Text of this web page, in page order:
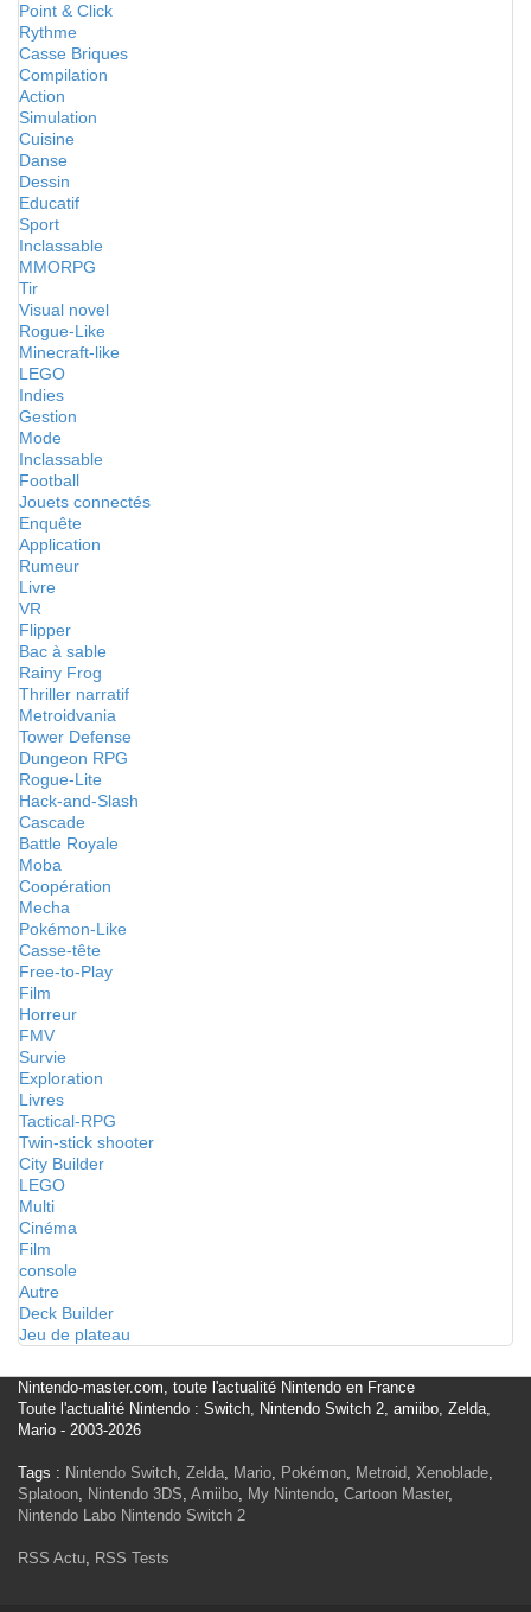
Point & Click
Rythme
Casse Briques
Compilation
Action
Simulation
Cuisine
Danse
Dessin
Educatif
Sport
Inclassable
MMORPG
Tir
Visual novel
Rogue-Like
Minecraft-like
LEGO
Indies
Gestion
Mode
Inclassable
Football
Jouets connectés
Enquête
Application
Rumeur
Livre
VR
Flipper
Bac à sable
Rainy Frog
Thriller narratif
Metroidvania
Tower Defense
Dungeon RPG
Rogue-Lite
Hack-and-Slash
Cascade
Battle Royale
Moba
Coopération
Mecha
Pokémon-Like
Casse-tête
Free-to-Play
Film
Horreur
FMV
Survie
Exploration
Livres
Tactical-RPG
Twin-stick shooter
City Builder
LEGO
Multi
Cinéma
Film
console
Autre
Deck Builder
Jeu de plateau
Nintendo-master.com, toute l'actualité Nintendo en France
Toute l'actualité Nintendo : Switch, Nintendo Switch 2, amiibo, Zelda,
Mario - 2003-2026
Tags : Nintendo Switch, Zelda, Mario, Pokémon, Metroid, Xenoblade,
Splatoon, Nintendo 3DS, Amiibo, My Nintendo, Cartoon Master,
Nintendo Labo Nintendo Switch 2
RSS Actu, RSS Tests